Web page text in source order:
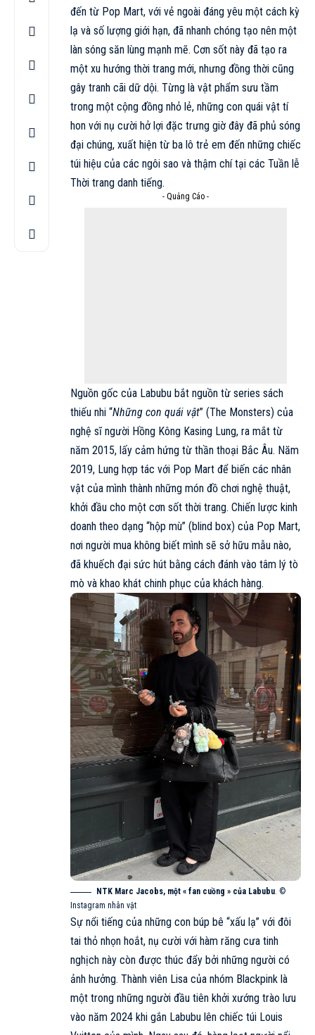
đến từ Pop Mart, với vẻ ngoài đáng yêu một cách kỳ
lạ và số lượng giới hạn, đã nhanh chóng tạo nên một
làn sóng săn lùng mạnh mẽ. Cơn sốt này đã tạo ra
một xu hướng thời trang mới, nhưng đồng thời cũng
gây tranh cãi dữ dội. Từng là vật phẩm sưu tầm
trong một cộng đồng nhỏ lẻ, những con quái vật tí
hon với nụ cười hở lợi đặc trưng giờ đây đã phủ sóng
đại chúng, xuất hiện từ ba lô trẻ em đến những chiếc
túi hiệu của các ngôi sao và thậm chí tại các Tuần lễ
Thời trang danh tiếng.
- Quảng Cáo -
Nguồn gốc của Labubu bắt nguồn từ series sách
thiếu nhi “Những con quái vật” (The Monsters) của
nghệ sĩ người Hồng Kông Kasing Lung, ra mắt từ
năm 2015, lấy cảm hứng từ thần thoại Bắc Âu. Năm
2019, Lung hợp tác với Pop Mart để biến các nhân
vật của mình thành những món đồ chơi nghệ thuật,
khởi đầu cho một cơn sốt thời trang. Chiến lược kinh
doanh theo dạng “hộp mù” (blind box) của Pop Mart,
nơi người mua không biết mình sẽ sở hữu mẫu nào,
đã khuếch đại sức hút bằng cách đánh vào tâm lý tò
mò và khao khát chinh phục của khách hàng.
NTK Marc Jacobs, một « fan cuồng » của Labubu. ©
Instagram nhân vật
Sự nổi tiếng của những con búp bê “xấu lạ” với đôi
tai thỏ nhọn hoắt, nụ cười với hàm răng cưa tinh
nghịch này còn được thúc đẩy bởi những người có
ảnh hưởng. Thành viên Lisa của nhóm Blackpink là
một trong những người đầu tiên khởi xướng trào lưu
vào năm 2024 khi gắn Labubu lên chiếc túi Louis